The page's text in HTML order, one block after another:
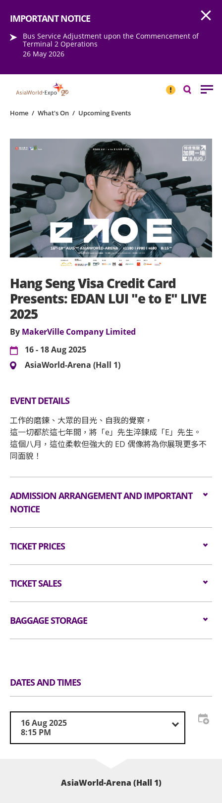
IMPORTANT NOTICE
Bus Service Adjustment upon the Commencement of
Terminal 2 Operations
26 May 2026
NOTICESearch
Home / What's On / Upcoming Events
Hang Seng Visa Credit Card
Presents: EDAN LUI "e to E" LIVE
2025
By MakerVille Company Limited
16 - 18 Aug 2025
AsiaWorld-Arena (Hall 1)
EVENT DETAILS
工作的磨鍊、大眾的目光、自我的覺察，
這一切都於這七年間，將「e」先生淬鍊成「E」先生。
這個八月，這位柔軟但強大的 ED 偶像將為你展現更多不
同面貌！
ADMISSION ARRANGEMENT AND IMPORTANT
NOTICE
Limited（「主辦單位」）。
觀眾必須持有效門票方可進入本演唱會場地，且限制
每人一張門票。進場人士必須遵守本演唱會及場地之
禁止攜帶物品等。如有任何違規行為，場地工作人員
有權拒絕其入場或要求離場。
本演唱會只限 6 歲或以上持有效身份證明文件人士入
其入場。
修改或篡改，即告失效作廢。如有任何遺失、損毀、
塗改、偽造、偷竊、欺詐或未經授權使用之情況，主
辦單位將不會承擔任何責任或補發門票，任何影印本
主辦單位若發現或懷疑有人炒賣本演唱會門票或從事
TICKET PRICES
Wheelchair/ Minder:
TICKET SALES
12nnthroughKlook
BAGGAGE STORAGE
DATES AND TIMES
16 Aug 2025
8:15 PM
AsiaWorld-Arena (Hall 1)